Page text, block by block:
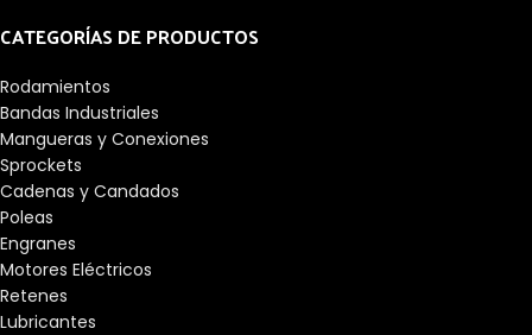
CATEGORÍAS DE PRODUCTOS
Rodamientos
Bandas Industriales
Mangueras y Conexiones
Sprockets
Cadenas y Candados
Poleas
Engranes
Motores Eléctricos
Retenes
Lubricantes